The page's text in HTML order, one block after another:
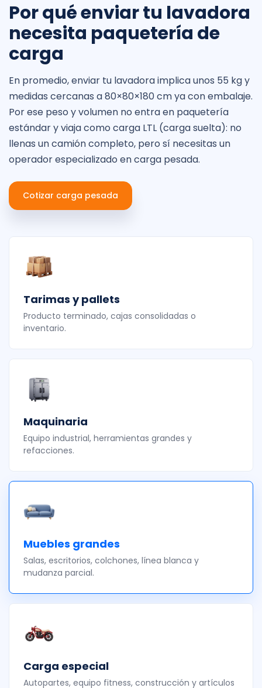
Por qué enviar tu lavadora
necesita paquetería de
carga
En promedio, enviar tu lavadora implica unos 55 kg y
medidas cercanas a 80×80×180 cm ya con embalaje.
Por ese peso y volumen no entra en paquetería
estándar y viaja como carga LTL (carga suelta): no
llenas un camión completo, pero sí necesitas un
operador especializado en carga pesada.
Cotizar carga pesada
Tarimas y pallets
Producto terminado, cajas consolidadas o
inventario.
Maquinaria
Equipo industrial, herramientas grandes y
refacciones.
Muebles grandes
Salas, escritorios, colchones, línea blanca y
mudanza parcial.
Carga especial
Autopartes, equipo fitness, construcción y artículos